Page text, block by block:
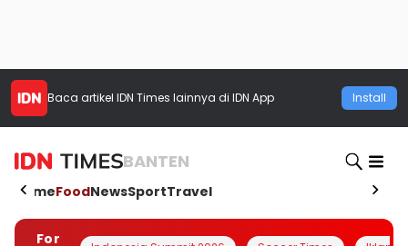
Baca artikel IDN Times lainnya di IDN App Install
BANTEN
HomeFoodNewsSportTravel
For